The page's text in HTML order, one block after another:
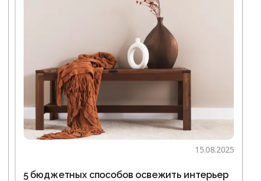
15.08.2025
5 бюджетных способов освежить интерьер